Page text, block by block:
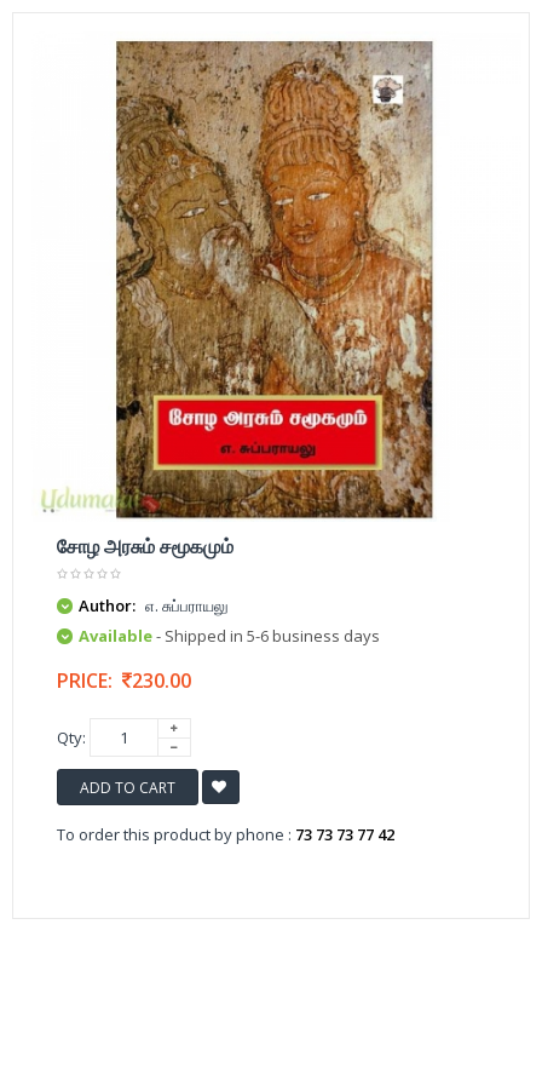
சோழ அரசும் சமூகமும்
Author: எ. சுப்பராயலு
Available- Shipped in 5-6 business days
PRICE: 230.00
Qty:
ADD TO CART
To order this product by phone : 73 73 73 77 42